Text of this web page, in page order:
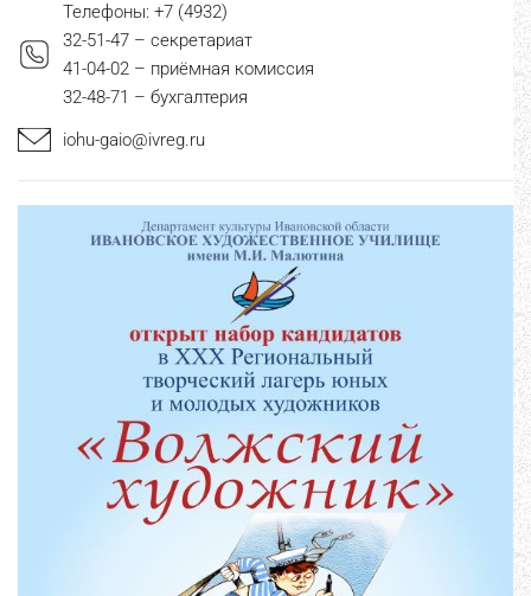
Телефоны: +7 (4932)
32-51-47 – секретариат
41-04-02 – приёмная комиссия
32-48-71 – бухгалтерия
iohu-gaio@ivreg.ru